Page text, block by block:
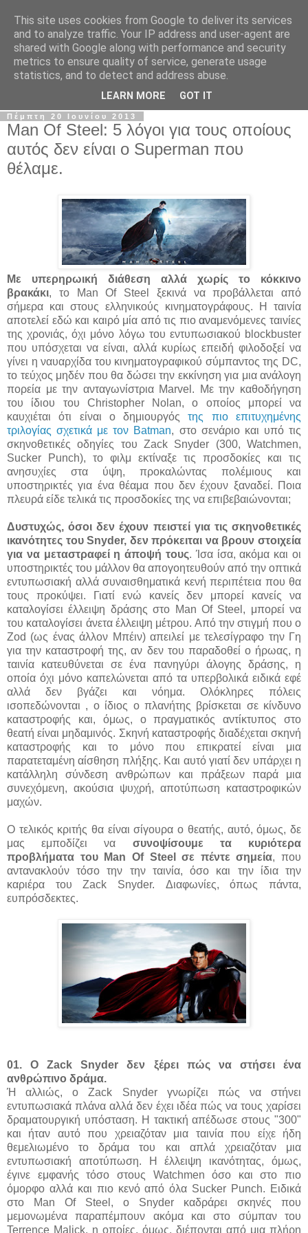
The Frame Game
Κινηματογραφόφιλος από κούνια αλλά όχι το μωρό της
Πέμπτη 20 Ιουνίου 2013
Man Of Steel: 5 λόγοι για τους οποίους
αυτός δεν είναι ο Superman που
θέλαμε.
Με υπερηρωική διάθεση αλλά χωρίς το κόκκινο
βρακάκι, το Man Of Steel ξεκινά να προβάλλεται από
σήμερα και στους ελληνικούς κινηματογράφους. Η ταινία
αποτελεί εδώ και καιρό μία από τις πιο αναμενόμενες ταινίες
της χρονιάς, όχι μόνο λόγω του εντυπωσιακού blockbuster
που υπόσχεται να είναι, αλλά κυρίως επειδή φιλοδοξεί να
γίνει η ναυαρχίδα του κινηματογραφικού σύμπαντος της DC,
το τεύχος μηδέν που θα δώσει την εκκίνηση για μια ανάλογη
πορεία με την ανταγωνίστρια Marvel. Με την καθοδήγηση
του ίδιου του Christopher Nolan, ο οποίος μπορεί να
καυχιέται ότι είναι ο δημιουργόςτης πιο επιτυχημένης
τριλογίας σχετικά με τον Batman, στο σενάριο και υπό τις
σκηνοθετικές οδηγίες του Zack Snyder (300, Watchmen,
Sucker Punch), το φιλμ εκτίναξε τις προσδοκίες και τις
ανησυχίες στα ύψη, προκαλώντας πολέμιους και
υποστηρικτές για ένα θέαμα που δεν έχουν ξαναδεί. Ποια
πλευρά είδε τελικά τις προσδοκίες της να επιβεβαιώνονται;
Δυστυχώς, όσοι δεν έχουν πειστεί για τις σκηνοθετικές
ικανότητες του Snyder, δεν πρόκειται να βρουν στοιχεία
για να μεταστραφεί η άποψή τους. Ίσα ίσα, ακόμα και οι
υποστηρικτές του μάλλον θα απογοητευθούν από την οπτικά
εντυπωσιακή αλλά συναισθηματικά κενή περιπέτεια που θα
τους προκύψει. Γιατί ενώ κανείς δεν μπορεί κανείς να
καταλογίσει έλλειψη δράσης στο Man Of Steel, μπορεί να
του καταλογίσει άνετα έλλειψη μέτρου. Από την στιγμή που ο
Zod (ως ένας άλλον Μπέιν) απειλεί με τελεσίγραφο την Γη
για την καταστροφή της, αν δεν του παραδοθεί ο ήρωας, η
ταινία κατευθύνεται σε ένα πανηγύρι άλογης δράσης, η
οποία όχι μόνο καπελώνεται από τα υπερβολικά ειδικά εφέ
αλλά δεν βγάζει και νόημα. Ολόκληρες πόλεις
ισοπεδώνονται , ο ίδιος ο πλανήτης βρίσκεται σε κίνδυνο
καταστροφής και, όμως, ο πραγματικός αντίκτυπος στο
θεατή είναι μηδαμινός. Σκηνή καταστροφής διαδέχεται σκηνή
καταστροφής και το μόνο που επικρατεί είναι μια
παρατεταμένη αίσθηση πλήξης. Και αυτό γιατί δεν υπάρχει η
κατάλληλη σύνδεση ανθρώπων και πράξεων παρά μια
συνεχόμενη, ακούσια ψυχρή, αποτύπωση καταστροφικών
μαχών.
Ο τελικός κριτής θα είναι σίγουρα ο θεατής, αυτό, όμως, δε
μας εμποδίζει να συνοψίσουμε τα κυριότερα
προβλήματα του Man Of Steel σε πέντε σημεία, που
αντανακλούν τόσο την την ταινία, όσο και την ίδια την
καριέρα του Zack Snyder. Διαφωνίες, όπως πάντα,
ευπρόσδεκτες.
01. Ο Zack Snyder δεν ξέρει πώς να στήσει ένα
ανθρώπινο δράμα.
Ή αλλιώς, ο Zack Snyder γνωρίζει πώς να στήνει
εντυπωσιακά πλάνα αλλά δεν έχει ιδέα πώς να τους χαρίσει
δραματουργική υπόσταση. Η τακτική απέδωσε στους "300"
και ήταν αυτό που χρειαζόταν μια ταινία που είχε ήδη
θεμελιωμένο το δράμα του και απλά χρειαζόταν μια
εντυπωσιακή αποτύπωση. Η έλλειψη ικανότητας, όμως,
έγινε εμφανής τόσο στους Watchmen όσο και στο πιο
όμορφο αλλά και πιο κενό από όλα Sucker Punch. Ειδικά
στο Man Of Steel, ο Snyder καδράρει σκηνές που
μεμονωμένα παραπέμπουν ακόμα και στο σύμπαν του
Terrence Malick, η οποίες, όμως, διέπονται από μια πλήρη
This site uses cookies from Google to deliver its services
and to analyze traffic. Your IP address and user-agent are
shared with Google along with performance and security
metrics to ensure quality of service, generate usage
statistics, and to detect and address abuse.
LEARN MORE GOT IT